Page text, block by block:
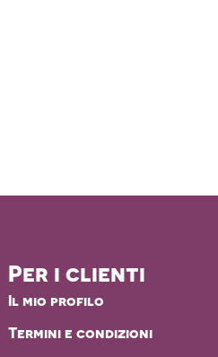
Per i clienti
Il mio profilo
Termini e condizioni